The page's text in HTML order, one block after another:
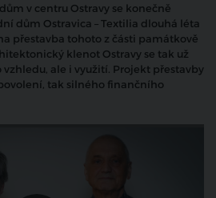
v centru Ostravy se konečně
dům Ostravica – Textilia dlouhá léta
přestavba tohoto z části památkově
klenot Ostravy se tak už
ale i využití. Projekt přestavby
tak silného finančního